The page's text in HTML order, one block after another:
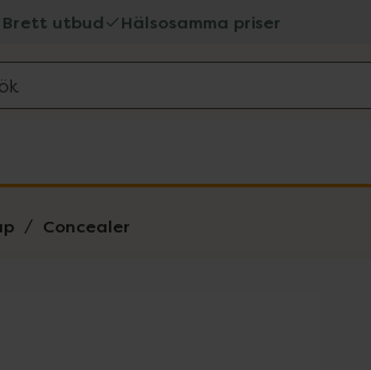
Brett utbud Hälsosamma priser
Concealer